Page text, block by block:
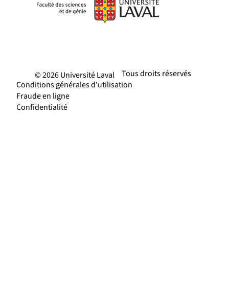
Tous droits réservés
© 2026 Université Laval
Conditions générales d'utilisation
Fraude en ligne
Confidentialité